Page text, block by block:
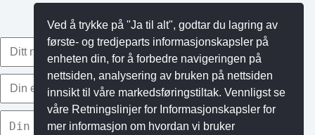
Ved å trykke på "Ja til alt", godtar du lagring av
første- og tredjeparts informasjonskapsler på
enheten din, for å forbedre navigeringen på
nettsiden, analysering av bruken på nettsiden
innsikt til våre markedsføringstiltak. Vennligst se
våre Retningslinjer for Informasjonskapsler for
mer informasjon om hvordan vi bruker